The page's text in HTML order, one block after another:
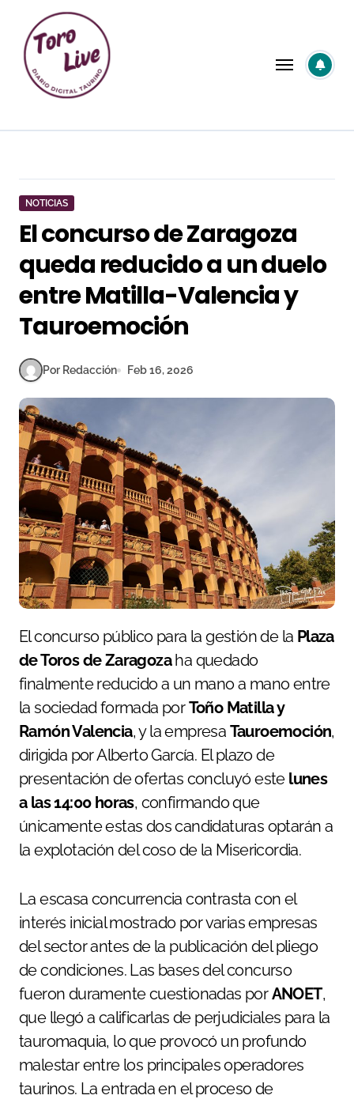
contenido
NOTICIAS
El concurso de Zaragoza
queda reducido a un duelo
entre Matilla-Valencia y
Tauroemoción
Por Redacción Feb 16, 2026
El concurso público para la gestión de la Plaza
de Toros de Zaragozaha quedado
finalmente reducido a un mano a mano entre
la sociedad formada porToño Matilla y
Ramón Valencia, y la empresa Tauroemoción,
dirigida por Alberto García. El plazo de
presentación de ofertas concluyó este lunes
a las 14:00 horas, confirmando que
únicamente estas dos candidaturas optarán a
la explotación del coso de la Misericordia.
La escasa concurrencia contrasta con el
interés inicial mostrado por varias empresas
del sector antes de la publicación del pliego
de condiciones. Las bases del concurso
fueron duramente cuestionadas porANOET,
que llegó a calificarlas de perjudiciales para la
tauromaquia, lo que provocó un profundo
malestar entre los principales operadores
taurinos. La entrada en el proceso de